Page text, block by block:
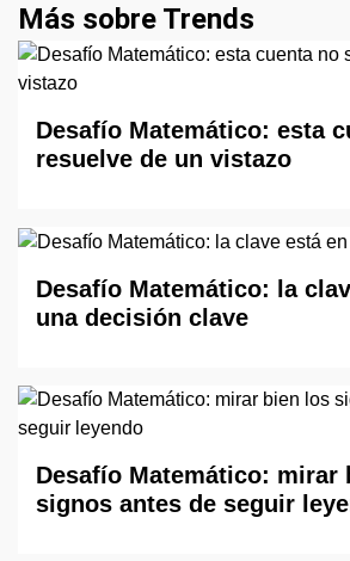
Más sobre Trends
Desafío Matemático: esta
resuelve de un vistazo
Desafío Matemático: la
una decisión clave
Desafío Matemático: mirar
signos antes de seguir